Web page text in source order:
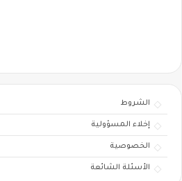
الشروط
إخلاء المسؤولية
الخصوصية
الأسئلة الشائعة